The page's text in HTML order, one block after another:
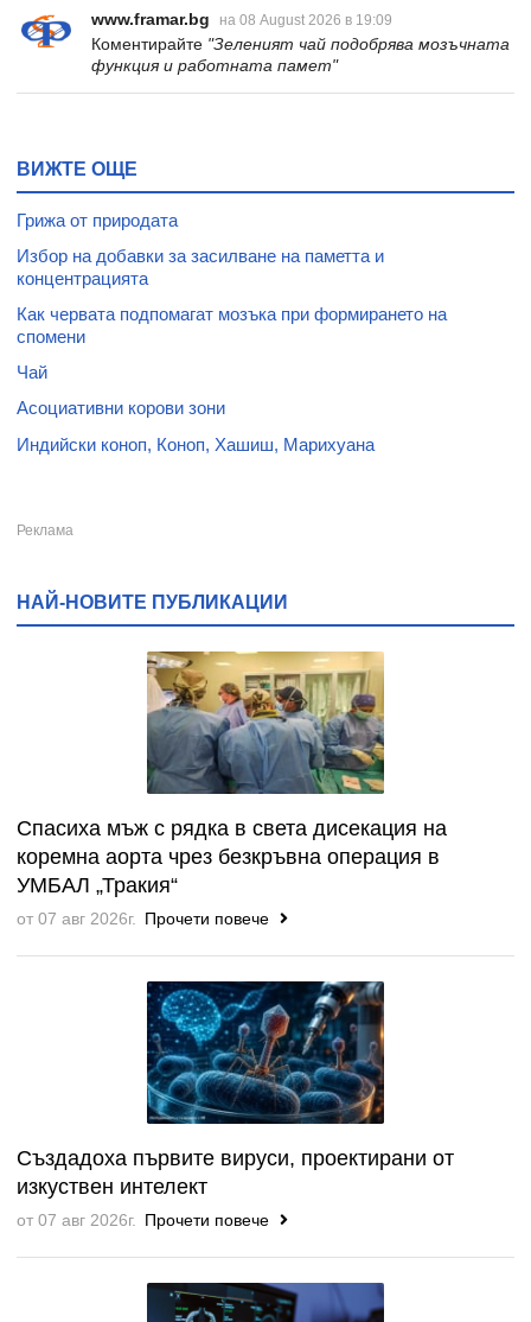
www.framar.bg на 08 August 2026 в 19:09
Коментирайте "Зеленият чай подобрява мозъчната
функция и работната памет"
ВИЖТЕ ОЩЕ
Грижа от природата
Избор на добавки за засилване на паметта и
концентрацията
Как червата подпомагат мозъка при формирането на
спомени
Чай
Асоциативни корови зони
Индийски коноп, Коноп, Хашиш, Марихуана
НАЙ-НОВИТЕ ПУБЛИКАЦИИ
Спасиха мъж с рядка в света дисекация на
коремна аорта чрез безкръвна операция в
УМБАЛ „Тракия“
от 07 авг 2026г. Прочети повече
Създадоха първите вируси, проектирани от
изкуствен интелект
от 07 авг 2026г. Прочети повече